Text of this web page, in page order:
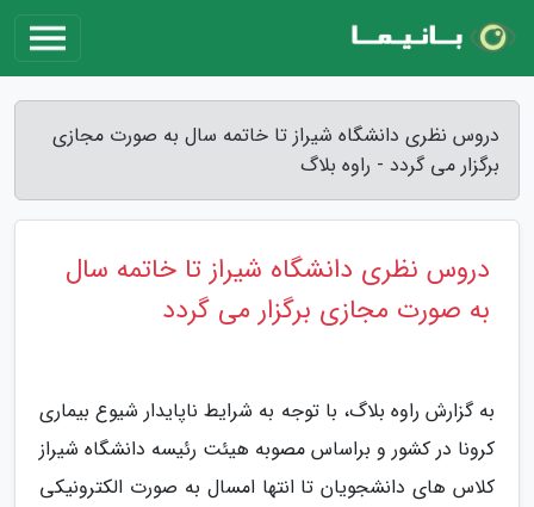
دروس نظری دانشگاه شیراز تا خاتمه سال به صورت مجازی
برگزار می گردد - راوه بلاگ
دروس نظری دانشگاه شیراز تا خاتمه سال
به صورت مجازی برگزار می گردد
به گزارش راوه بلاگ، با توجه به شرایط ناپایدار شیوع بیماری
کرونا در کشور و براساس مصوبه هیئت رئیسه دانشگاه شیراز
کلاس های دانشجویان تا انتها امسال به صورت الکترونیکی